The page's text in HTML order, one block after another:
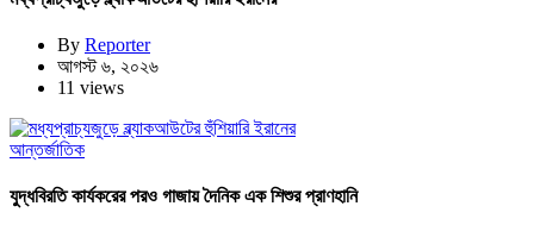
By Reporter
আগস্ট ৬, ২০২৬
11 views
আন্তর্জাতিক
যুদ্ধবিরতি কার্যকরের পরও গাজায় দৈনিক এক শিশুর প্রাণহানি